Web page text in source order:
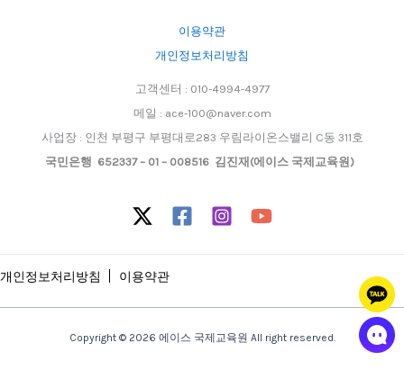
이용약관
개인정보처리방침
고객센터 : 010-4994-4977
메일 : ace-100@naver.com
사업장 : 인천 부평구 부평대로283 우림라이온스밸리 C동 311호
국민은행 652337 – 01 – 008516 김진재(에이스 국제교육원)
개인정보처리방침 이용약관
Copyright © 2026 에이스 국제교육원 All right reserved.